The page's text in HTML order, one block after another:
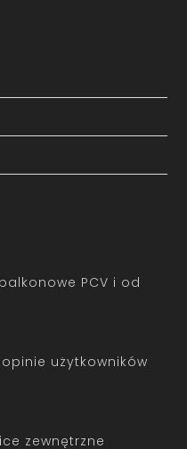
PCV i od
opinie użytkowników
zewnętrzne